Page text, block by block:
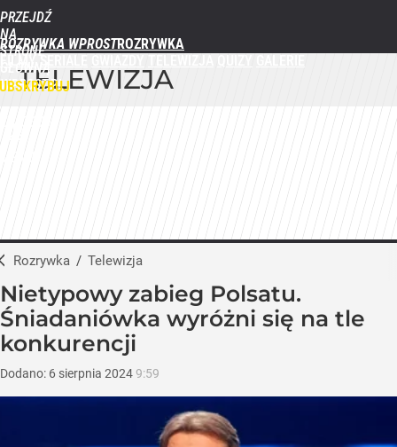
PRZEJDŹ
NA
STRONĘ
GŁÓWNĄ
WPROST.PL
ROZRYWKA WPROST
TELEWIZJA
Rozrywka / Telewizja
Nietypowy zabieg Polsatu.
Śniadaniówka wyróżni się na tle
konkurencji
Dodano: 6 sierpnia 2024 9:59